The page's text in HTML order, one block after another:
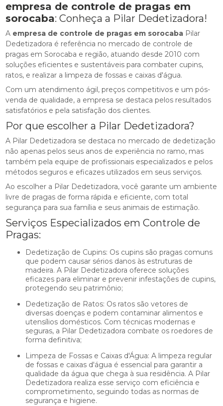
empresa de controle de pragas em
sorocaba: Conheça a Pilar Dedetizadora!
A empresa de controle de pragas em sorocaba Pilar
Dedetizadora é referência no mercado de controle de
pragas em Sorocaba e região, atuando desde 2010 com
soluções eficientes e sustentáveis para combater cupins,
ratos, e realizar a limpeza de fossas e caixas d'água.
Com um atendimento ágil, preços competitivos e um pós-
venda de qualidade, a empresa se destaca pelos resultados
satisfatórios e pela satisfação dos clientes.
Por que escolher a Pilar Dedetizadora?
A Pilar Dedetizadora se destaca no mercado de dedetização
não apenas pelos seus anos de experiência no ramo, mas
também pela equipe de profissionais especializados e pelos
métodos seguros e eficazes utilizados em seus serviços.
Ao escolher a Pilar Dedetizadora, você garante um ambiente
livre de pragas de forma rápida e eficiente, com total
segurança para sua família e seus animais de estimação.
Serviços Especializados em Controle de
Pragas:
Dedetização de Cupins: Os cupins são pragas comuns
que podem causar sérios danos às estruturas de
madeira. A Pilar Dedetizadora oferece soluções
eficazes para eliminar e prevenir infestações de cupins,
protegendo seu patrimônio;
Dedetização de Ratos: Os ratos são vetores de
diversas doenças e podem contaminar alimentos e
utensílios domésticos. Com técnicas modernas e
seguras, a Pilar Dedetizadora combate os roedores de
forma definitiva;
Limpeza de Fossas e Caixas d'Água: A limpeza regular
de fossas e caixas d'água é essencial para garantir a
qualidade da água que chega à sua residência. A Pilar
Dedetizadora realiza esse serviço com eficiência e
comprometimento, seguindo todas as normas de
segurança e higiene.